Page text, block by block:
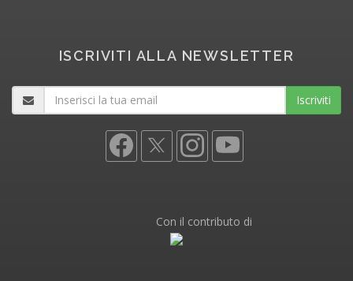
ISCRIVITI ALLA NEWSLETTER
Iscriviti
Con il contributo di